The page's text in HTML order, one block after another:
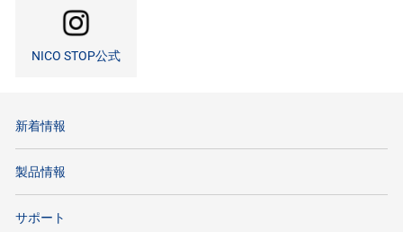
NICO STOP公式
新着情報
製品情報
サポート